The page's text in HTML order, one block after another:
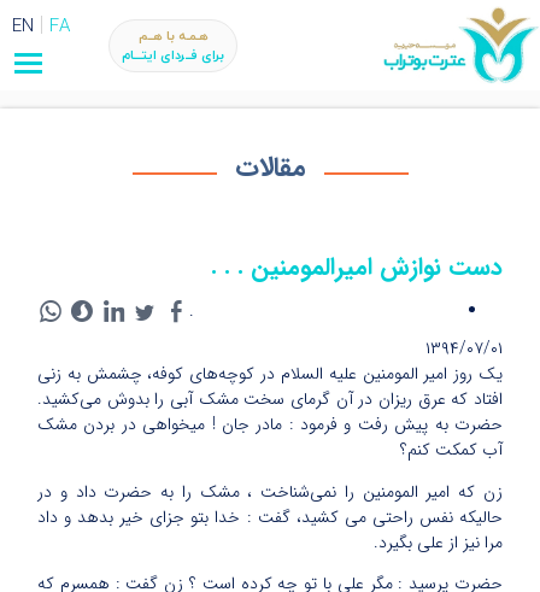
FA
EN
هـمـه با هــم
برای فــردای ایتـــام
مقالات
دست نوازش امیرالمومنین . . .
.
۱۳۹۴/۰۷/۰۱
یک روز امیر المومنین علیه‏ السلام در کوچه‌هاى کوفه، چشمش به زنى
افتاد که عرق ریزان در آن گرماى سخت مشک آبى را بدوش‏ می‌کشید.
حضرت به پیش رفت و فرمود : مادر جان ! میخواهى در بردن مشک
آب کمکت کنم؟
زن که امیر المومنین را نمی‌شناخت ، مشک را به حضرت داد و در
حالیکه نفس راحتى مى کشید، گفت : خدا بتو جزاى خیر بدهد و داد
مرا نیز از على بگیرد.
حضرت پرسید : مگر على با تو چه کرده است ؟ زن‏ گفت : همسرم که